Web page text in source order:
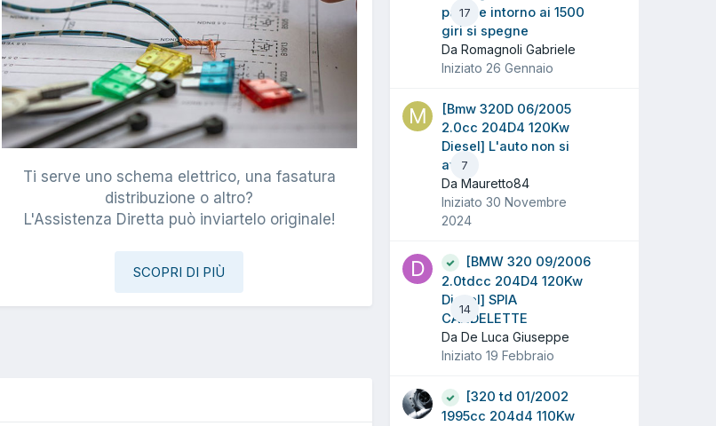
Ti serve uno schema elettrico, una fasatura
distribuzione o altro?
L'Assistenza Diretta può inviartelo originale!
SCOPRI DI PIÙ
17
parte e intorno ai 1500
giri si spegne
Da Romagnoli Gabriele
Iniziato 26 Gennaio
7
[Bmw 320D 06/2005
2.0cc 204D4 120Kw
Diesel] L'auto non si
avvia
Da Mauretto84
Iniziato 30 Novembre
2024
14
[BMW 320 09/2006
2.0tdcc 204D4 120Kw
Diesel] SPIA
CANDELETTE
Da De Luca Giuseppe
Iniziato 19 Febbraio
[320 td 01/2002
1995cc 204d4 110Kw